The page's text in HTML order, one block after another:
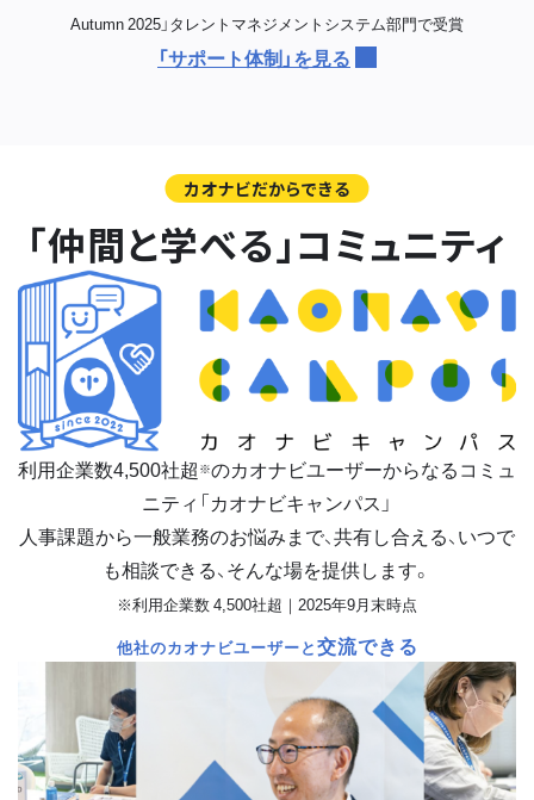
Autumn 2025」タレントマネジメントシステム部門で受賞
「サポート体制」を見る
カオナビだからできる
「仲間と学べる」コミュニティ
利用企業数4,500社超 ※のカオナビユーザーからなるコミュ
ニティ「カオナビキャンパス」
人事課題から一般業務のお悩みまで、共有し合える、いつで
も相談できる、そんな場を提供します。
※利用企業数 4,500社超｜2025年9月末時点
他社のカオナビユーザーと交流できる